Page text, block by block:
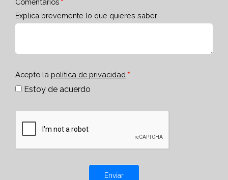
Comentarios
Explica brevemente lo que quieres saber
Acepto la política de privacidad
Estoy de acuerdo
Enviar